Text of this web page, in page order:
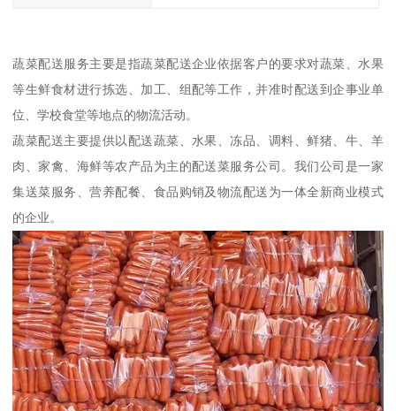
蔬菜配送服务主要是指蔬菜配送企业依据客户的要求对蔬菜、水果
等生鲜食材进行拣选、加工、组配等工作，并准时配送到企事业单
位、学校食堂等地点的物流活动。
蔬菜配送主要提供以配送蔬菜、水果、冻品、调料、鲜猪、牛、羊
肉、家禽、海鲜等农产品为主的配送菜服务公司。我们公司是一家
集送菜服务、营养配餐、食品购销及物流配送为一体全新商业模式
的企业。